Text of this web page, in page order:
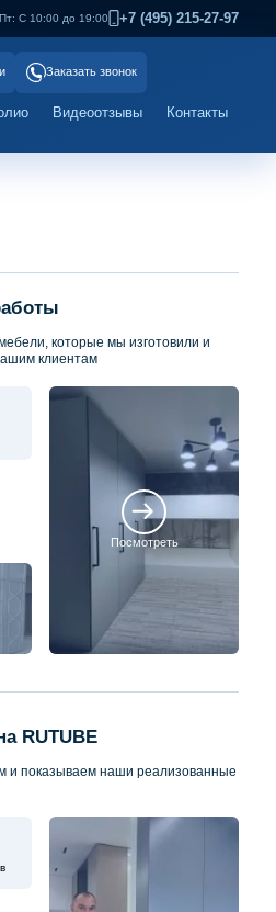
С 10:00 до 19:00 +7 (495) 215-27-97
Заказать звонок
Видеоотзывы Контакты
которые мы изготовили и
клиентам
Посмотреть
RUTUBE
и показываем наши реализованные